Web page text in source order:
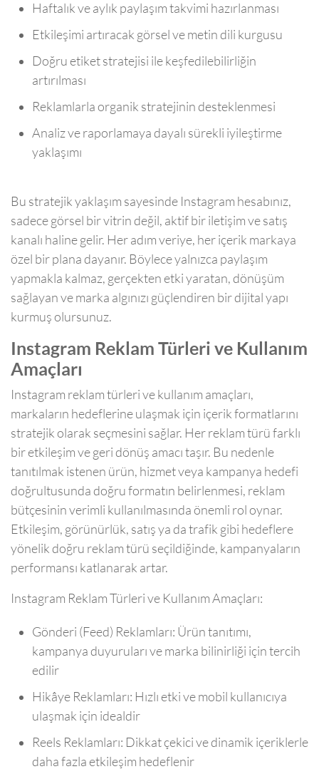
Haftalık ve aylık paylaşım takvimi hazırlanması
Etkileşimi artıracak görsel ve metin dili kurgusu
Doğru etiket stratejisi ile keşfedilebilirliğin
artırılması
Reklamlarla organik stratejinin desteklenmesi
Analiz ve raporlamaya dayalı sürekli iyileştirme
yaklaşımı
Bu stratejik yaklaşım sayesinde Instagram hesabınız,
sadece görsel bir vitrin değil, aktif bir iletişim ve satış
kanalı haline gelir. Her adım veriye, her içerik markaya
özel bir plana dayanır. Böylece yalnızca paylaşım
yapmakla kalmaz, gerçekten etki yaratan, dönüşüm
sağlayan ve marka algınızı güçlendiren bir dijital yapı
kurmuş olursunuz.
Instagram Reklam Türleri ve Kullanım
Amaçları
Instagram reklam türleri ve kullanım amaçları,
markaların hedeflerine ulaşmak için içerik formatlarını
stratejik olarak seçmesini sağlar. Her reklam türü farklı
bir etkileşim ve geri dönüş amacı taşır. Bu nedenle
tanıtılmak istenen ürün, hizmet veya kampanya hedefi
doğrultusunda doğru formatın belirlenmesi, reklam
bütçesinin verimli kullanılmasında önemli rol oynar.
Etkileşim, görünürlük, satış ya da trafik gibi hedeflere
yönelik doğru reklam türü seçildiğinde, kampanyaların
performansı katlanarak artar.
Instagram Reklam Türleri ve Kullanım Amaçları:
Gönderi (Feed) Reklamları: Ürün tanıtımı,
kampanya duyuruları ve marka bilinirliği için tercih
edilir
Hikâye Reklamları: Hızlı etki ve mobil kullanıcıya
ulaşmak için idealdir
Reels Reklamları: Dikkat çekici ve dinamik içeriklerle
daha fazla etkileşim hedeflenir